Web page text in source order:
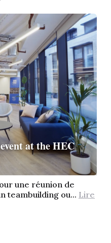
at the HEC
une réunion de
teambuilding ou... Lire